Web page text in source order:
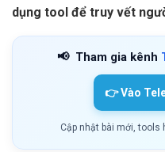
dụng tool để truy vết
📢 Tham gia kênh
👉 Vào
Cập nhật bài mới, tools